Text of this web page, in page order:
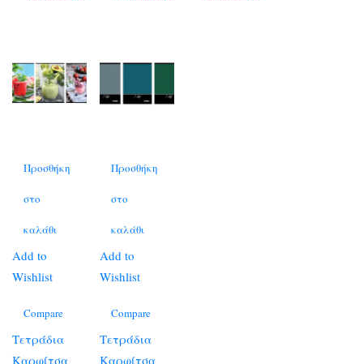
Προσθήκη
στο
καλάθι
Add to
Wishlist
Compare
Τετράδια
Καρφίτσα
Προσθήκη
στο
καλάθι
Add to
Wishlist
Compare
Τετράδια
Καρφίτσα